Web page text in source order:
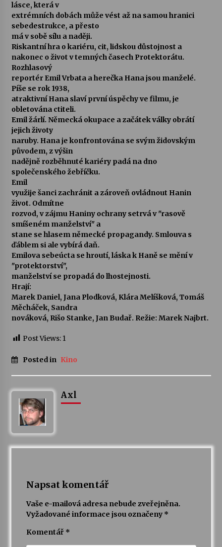
lásce, která v
extrémních dobách může vést až na samou hranici
sebedestrukce, a přesto
má v sobě sílu a naději.
Riskantní hra o kariéru, cit, lidskou důstojnost a
nakonec o život v temných časech Protektorátu.
Rozhlasový
reportér Emil Vrbata a herečka Hana jsou manželé.
Píše se rok 1938,
atraktivní Hana slaví první úspěchy ve filmu, je
obletována ctiteli.
Emil žárlí. Německá okupace a začátek války obrátí
jejich životy
naruby. Hana je konfrontována se svým židovským
původem, z výšin
nadějně rozběhnuté kariéry padá na dno
společenského žebříčku.
Emil
využije šanci zachránit a zároveň ovládnout Hanin
život. Odmítne
rozvod, v zájmu Haniny ochrany setrvá v "rasově
smíšeném manželství" a
stane se hlasem německé propagandy. Smlouva s
ďáblem si ale vybírá daň.
Emilova sebeúcta se hroutí, láska k Haně se mění v
"protektorství",
manželství se propadá do lhostejnosti.
Hrají:
Marek Daniel, Jana Plodková, Klára Melíšková, Tomáš
Měcháček, Sandra
nováková, Rišo Stanke, Jan Budař. Režie: Marek Najbrt.
Post Views: 1
Posted in Kino
Axl
Napsat komentář
Vaše e-mailová adresa nebude zveřejněna.
Vyžadované informace jsou označeny *
Komentář *